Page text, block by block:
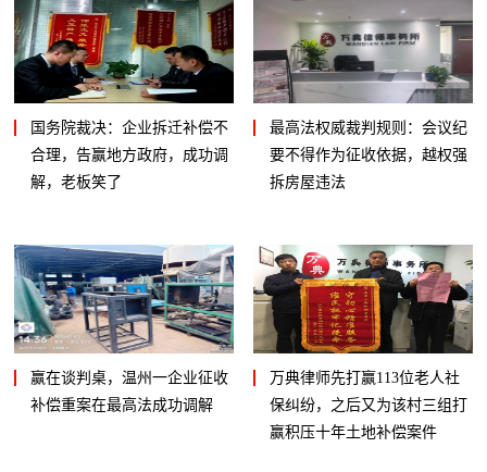
国务院裁决：企业拆迁补偿不
合理，告赢地方政府，成功调
解，老板笑了
最高法权威裁判规则：会议纪
要不得作为征收依据，越权强
拆房屋违法
赢在谈判桌，温州一企业征收
补偿重案在最高法成功调解
万典律师先打赢113位老人社
保纠纷，之后又为该村三组打
赢积压十年土地补偿案件